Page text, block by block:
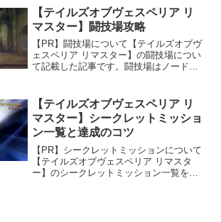
束」においてギガントモンスターの討伐
をすることになり、...
【テイルズオブヴェスペリア リ
マスター】闘技場攻略
【PR】闘技場について【テイルズオブヴ
ェスペリア リマスター】の闘技場につい
て記載した記事です。闘技場はノードボ
尽斬り」とパーティで挑む「ザ・団体
戦」の2種類があり、そ...
【テイルズオブヴェスペリア リ
マスター】シークレットミッショ
ン一覧と達成のコツ
【PR】シークレットミッションについて
【テイルズオブヴェスペリア リマスタ
ー】のシークレットミッション一覧を記